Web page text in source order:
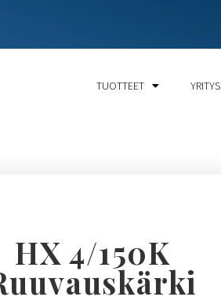
TUOTTEET YRITYS
HX 4/150K